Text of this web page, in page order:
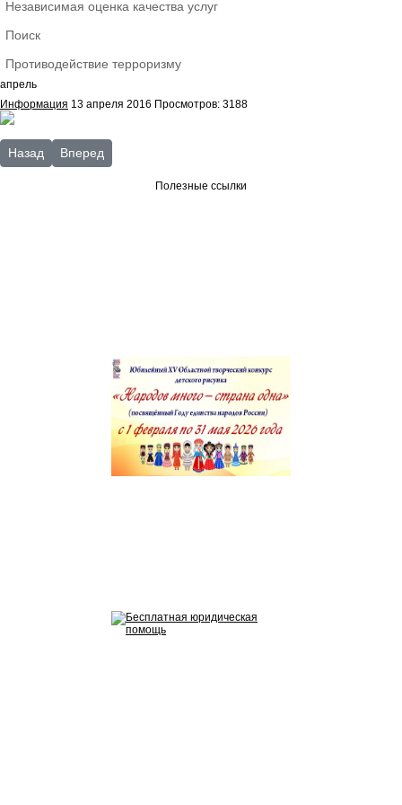
Независимая оценка качества услуг
Поиск
Противодействие терроризму
апрель
Информация 13 апреля 2016 Просмотров: 3188
Предыдущий: Год кино 2016 год
Назад Следующий: «...И дум высокое стремленье. Калужский
Вперед
Полезные ссылки